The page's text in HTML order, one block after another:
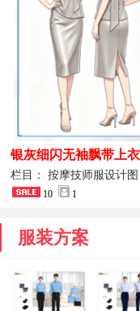
银灰细闪无袖飘带上
开叉中长裙 星级酒店
仪高级全套工作服
栏目： 按摩技师服设计图
10 1
服装方案